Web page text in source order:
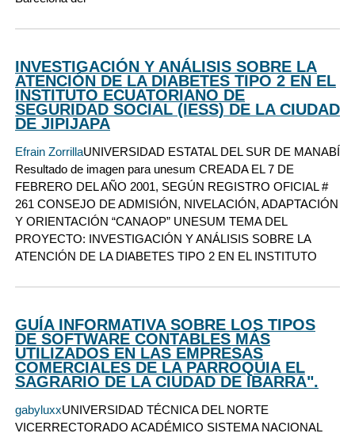
INVESTIGACIÓN Y ANÁLISIS SOBRE LA
ATENCIÓN DE LA DIABETES TIPO 2 EN EL
INSTITUTO ECUATORIANO DE
SEGURIDAD SOCIAL (IESS) DE LA CIUDAD
DE JIPIJAPA
Efrain ZorrillaUNIVERSIDAD ESTATAL DEL SUR DE MANABÍ
Resultado de imagen para unesum CREADA EL 7 DE
FEBRERO DEL AÑO 2001, SEGÚN REGISTRO OFICIAL #
261 CONSEJO DE ADMISIÓN, NIVELACIÓN, ADAPTACIÓN
Y ORIENTACIÓN “CANAOP” UNESUM TEMA DEL
PROYECTO: INVESTIGACIÓN Y ANÁLISIS SOBRE LA
ATENCIÓN DE LA DIABETES TIPO 2 EN EL INSTITUTO
GUÍA INFORMATIVA SOBRE LOS TIPOS
DE SOFTWARE CONTABLES MÁS
UTILIZADOS EN LAS EMPRESAS
COMERCIALES DE LA PARROQUIA EL
SAGRARIO DE LA CIUDAD DE IBARRA".
gabyluxxUNIVERSIDAD TÉCNICA DEL NORTE
VICERRECTORADO ACADÉMICO SISTEMA NACIONAL